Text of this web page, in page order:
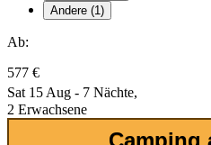
Andere (1)
Ab:
577 €
Sat 15 Aug - 7 Nächte,
2 Erwachsene